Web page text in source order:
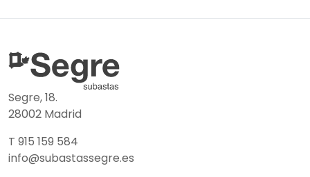
Segre, 18.
28002 Madrid
T 915 159 584
info@subastassegre.es